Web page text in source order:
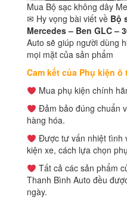
Mua Bộ sạc không dây
✉ Hy vọng bài viết về Bộ
Mercedes – Ben GLC –
Auto sẽ giúp người dùng
mọi mặt của sản phẩm
Cam kết của Phụ kiện
Mua phụ kiện chính
Đảm bảo đúng chuẩn
hàng hóa.
Được tư vấn nhiệt tình
kiện xe, cách lựa chọn
Tất cả các sản phẩm
Thanh Bình Auto đều
ngày.